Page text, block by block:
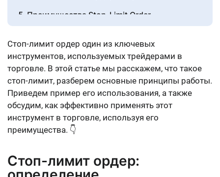
Преимущества Stop-Limit Order
Заключение
Стоп-лимит ордер один из ключевых
инструментов, используемых трейдерами в
торговле. В этой статье мы расскажем, что такое
стоп-лимит, разберем основные принципы работы.
Приведем пример его использования, а также
обсудим, как эффективно применять этот
инструмент в торговле, используя его
преимущества. 👇
Стоп-лимит ордер: